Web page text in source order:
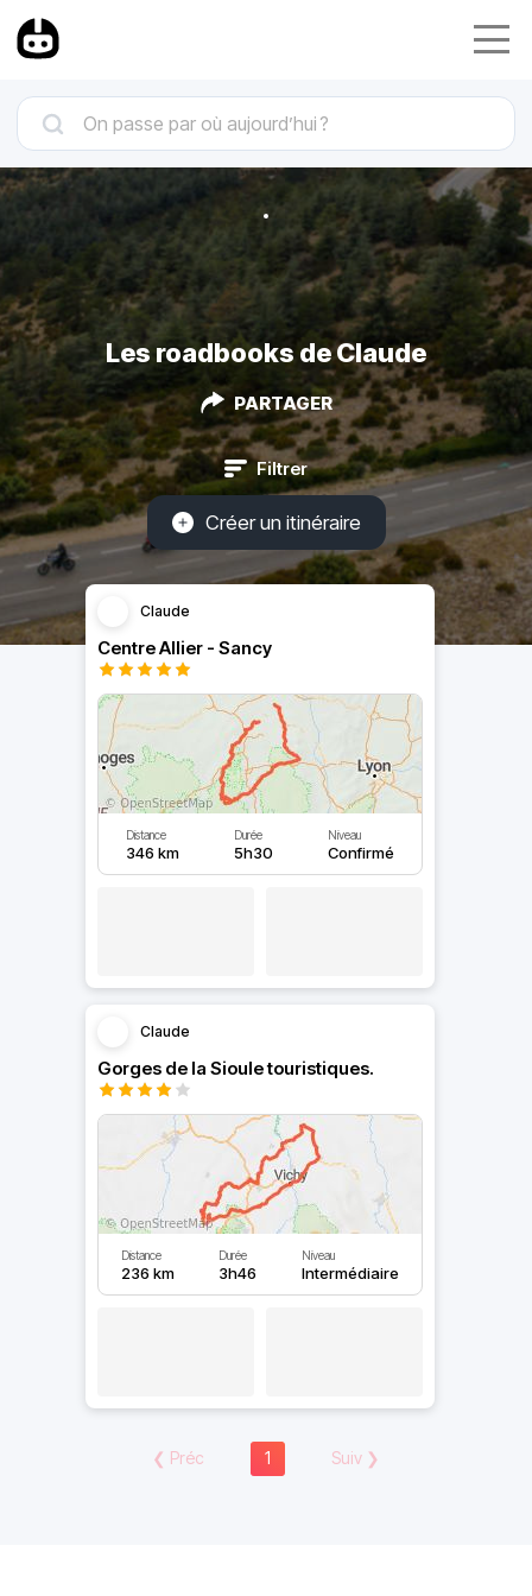
Les roadbooks de Claude
PARTAGER
Filtrer
Créer un itinéraire
Claude
Centre Allier - Sancy
Distance
346 km
Durée
5h30
Niveau
Confirmé
Claude
Gorges de la Sioule touristiques.
Distance
236 km
Durée
3h46
Niveau
Intermédiaire
❮ Préc 1 Suiv ❯